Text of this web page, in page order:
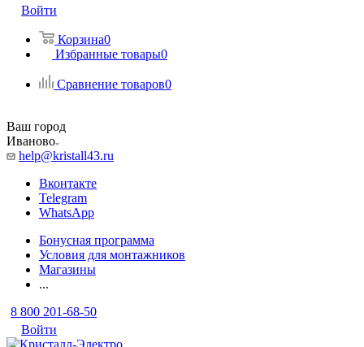
Войти
Корзина0
Избранные товары0
Сравнение товаров0
Ваш город
Иваново
help@kristall43.ru
Вконтакте
Telegram
WhatsApp
Бонусная программа
Условия для монтажников
Магазины
...
8 800 201-68-50
Войти